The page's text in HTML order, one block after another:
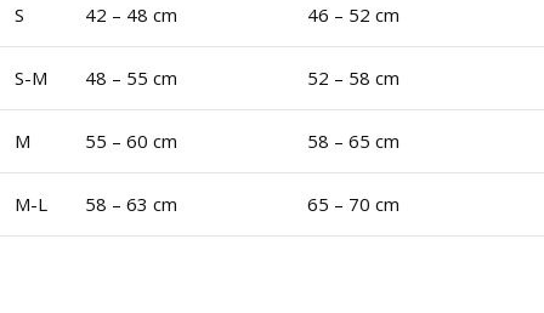
S 42 – 48 cm 46 – 52 cm
S-M 48 – 55 cm 52 – 58 cm
M 55 – 60 cm 58 – 65 cm
M-L 58 – 63 cm 65 – 70 cm